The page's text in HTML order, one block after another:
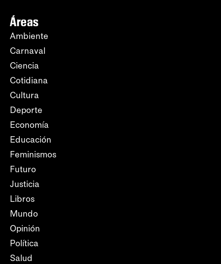
Áreas
Ambiente
Carnaval
Ciencia
Cotidiana
Cultura
Deporte
Economía
Educación
Feminismos
Futuro
Justicia
Libros
Mundo
Opinión
Política
Salud